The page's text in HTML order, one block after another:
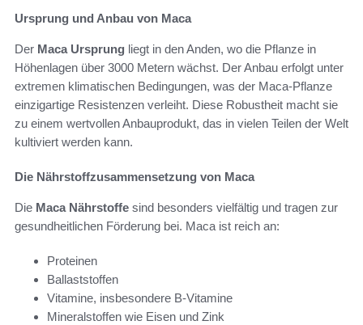
Ursprung und Anbau von Maca
Der Maca Ursprung liegt in den Anden, wo die Pflanze in
Höhenlagen über 3000 Metern wächst. Der Anbau erfolgt unter
extremen klimatischen Bedingungen, was der Maca-Pflanze
einzigartige Resistenzen verleiht. Diese Robustheit macht sie
zu einem wertvollen Anbauprodukt, das in vielen Teilen der Welt
kultiviert werden kann.
Die Nährstoffzusammensetzung von Maca
Die Maca Nährstoffe sind besonders vielfältig und tragen zur
gesundheitlichen Förderung bei. Maca ist reich an:
Proteinen
Ballaststoffen
Vitamine, insbesondere B-Vitamine
Mineralstoffen wie Eisen und Zink